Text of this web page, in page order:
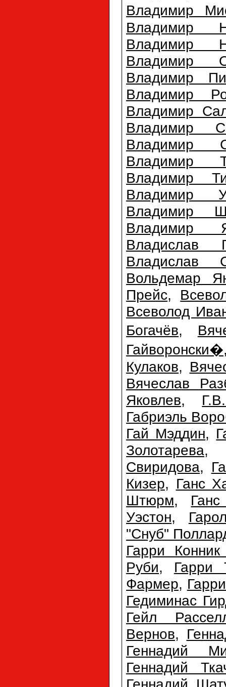
Владимир
Владимир
Владимир
Владимир
Владимир
Владимир
Владимир
Владимир
Владимир
Владимир
Владимир
Владимир
Владимир
Владимир
Владислав
Владислав
Вольдемар
Прейс,
Всеволод
Богачёв,
Гайворонски�
Кулаков,
Вячеслав
Яковлев,
Габриэль
Гай Мэддин,
Золотарева
Свиридова,
Кизер, Ганс
Штюрм,
Уэстон,
"Снуб"
Гарри
Руби, Гарри
Фармер,
Гедиминас
Гейл
Вернов,
Геннадий
Геннадий